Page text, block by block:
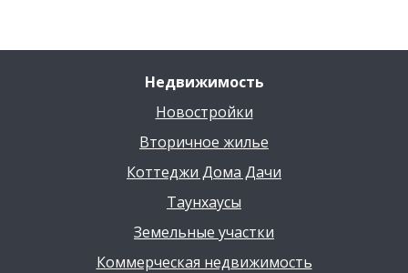
Недвижимость
Новостройки
Вторичное жилье
Коттеджи Дома Дачи
Таунхаусы
Земельные участки
Коммерческая недвижимость